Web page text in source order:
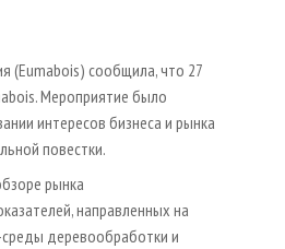
(Eumabois) сообщила, что 27
Мероприятие было
интересов бизнеса и рынка
повестки.
рынка
направленных на
деревообработки и